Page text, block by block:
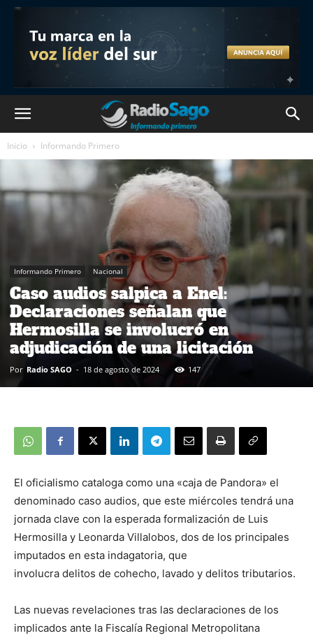
Inicio Informando Primero
Informando Primero Nacional
Caso audios salpica a Enel:
Declaraciones señalan que
Hermosilla se involucró en
adjudicación de una licitación
Por Radio SAGO - 18 de agosto de 2024 147
El oficialismo cataloga como una «caja de Pandora» el
denominado caso audios, que este miércoles tendrá una
jornada clave con la esperada formalización de Luis
Hermosilla y Leonarda Villalobos, dos de los principales
imputados en esta indagatoria, que
involucra delitos de cohecho, lavado y delitos tributarios.
Las nuevas revelaciones tras las declaraciones de los
implicados ante la Fiscalía Regional Metropolitana